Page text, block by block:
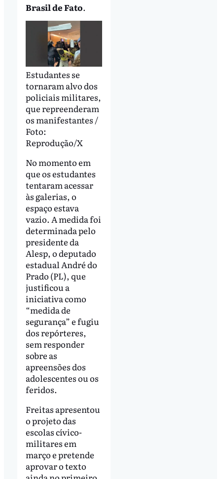
Brasil de Fato.
Estudantes se
tornaram alvo dos
policiais militares,
que repreenderam
os manifestantes /
Foto:
Reprodução/X
No momento em
que os estudantes
tentaram acessar
às galerias, o
espaço estava
vazio. A medida foi
determinada pelo
presidente da
Alesp, o deputado
estadual André do
Prado (PL), que
justificou a
iniciativa como
“medida de
segurança” e fugiu
dos repórteres,
sem responder
sobre as
apreensões dos
adolescentes ou os
feridos.
Freitas apresentou
o projeto das
escolas cívico-
militares em
março e pretende
aprovar o texto